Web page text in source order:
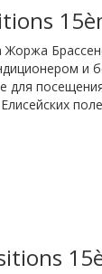
и
для